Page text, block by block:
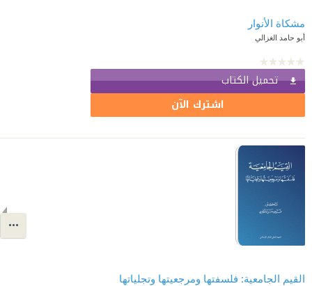
مشكاة الأنوار
أبو حامد الغزالي
تحميل الكتاب
اشترك الآن
القيم الجامعية: فلسفتها ومرجعيتها وتجلياتها